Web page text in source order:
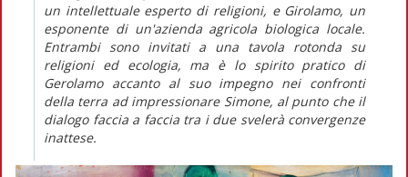
un intellettuale esperto di religioni, e Girolamo, un
esponente di un'azienda agricola biologica locale.
Entrambi sono invitati a una tavola rotonda su
religioni ed ecologia, ma è lo spirito pratico di
Gerolamo accanto al suo impegno nei confronti
della terra ad impressionare Simone, al punto che il
dialogo faccia a faccia tra i due svelerà convergenze
inattese.